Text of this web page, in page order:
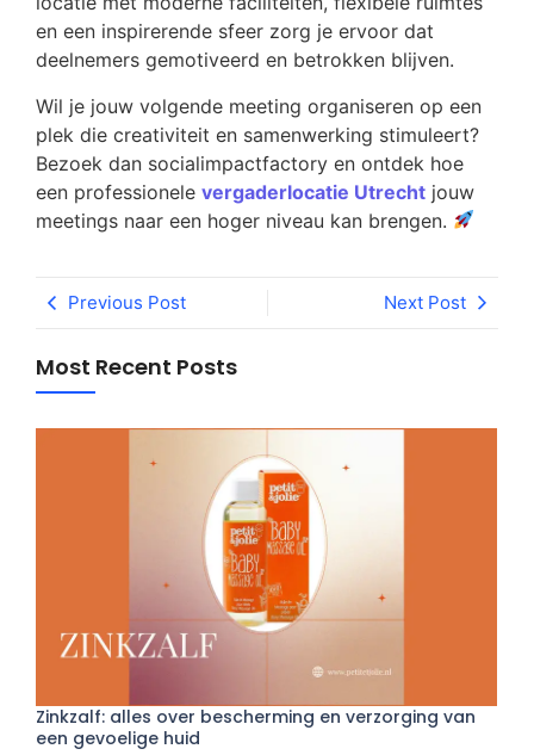
en een inspirerende sfeer zorg je ervoor dat
deelnemers gemotiveerd en betrokken blijven.
Wil je jouw volgende meeting organiseren op een
plek die creativiteit en samenwerking stimuleert?
Bezoek dan socialimpactfactory en ontdek hoe
een professionele vergaderlocatie Utrecht jouw
meetings naar een hoger niveau kan brengen.
Previous Post Next Post
Most Recent Posts
Zinkzalf: alles over bescherming en verzorging van
een gevoelige huid